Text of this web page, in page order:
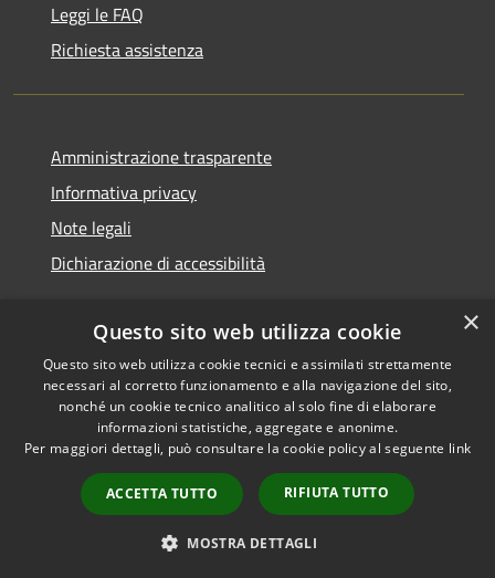
Leggi le FAQ
Richiesta assistenza
Amministrazione trasparente
Informativa privacy
Note legali
Dichiarazione di accessibilità
RSS
Accessibilità
Cookie
Mappa del sito
Intranet
Obiettivi di accessibilità
Copyright © 2026 • Comune di
Monserrato • Powered by
Municipium•Accesso
redazione
×
Questo sito web utilizza cookie
Questo sito web utilizza cookie tecnici e assimilati strettamente
necessari al corretto funzionamento e alla navigazione del sito,
nonché un cookie tecnico analitico al solo fine di elaborare
informazioni statistiche, aggregate e anonime.
Per maggiori dettagli, può consultare la cookie policy al seguente link
ACCETTA TUTTO RIFIUTA TUTTO
MOSTRA DETTAGLI